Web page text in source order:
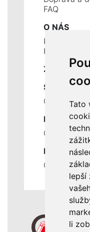
Tato
lepší
li
FAQ
O NÁS
Kontakty
Historie a
ZÁKLADNÍ
SLUŽBY
Ceník
DŮLEŽITÉ
Ochrana
RYCHLÉ
Odstoupení